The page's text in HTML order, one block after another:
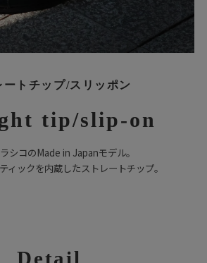
ートチップ/スリッポン
tip/slip-on
シコのMade in Japanモデル。
ィックを内蔵したストレートチップ。
Detail